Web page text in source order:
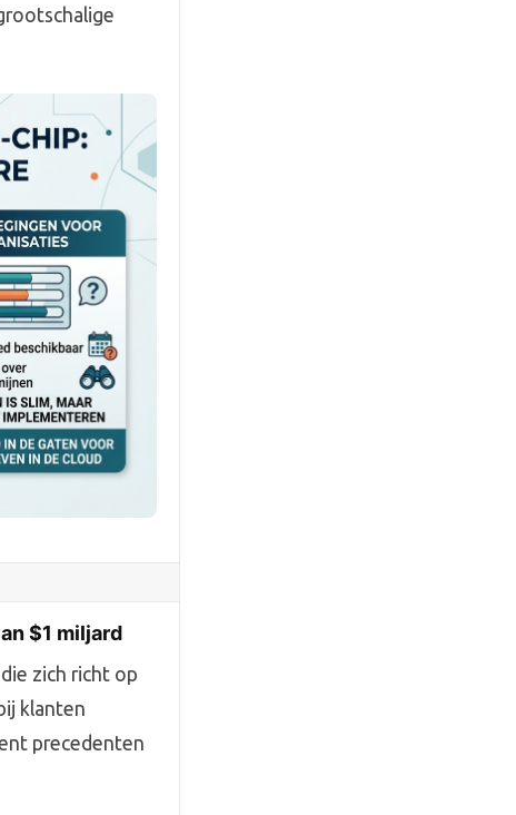
$1 miljard
zich richt op
klanten
precedenten